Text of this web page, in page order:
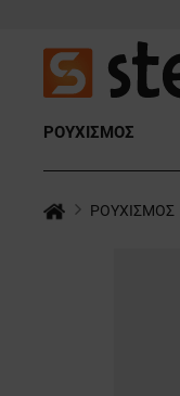
ΡΟΥΧΙΣΜΟΣ
ΡΟΥΧΙΣΜΟΣ